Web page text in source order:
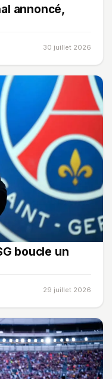
annoncé,
30 juillet 2026
boucle un
29 juillet 2026